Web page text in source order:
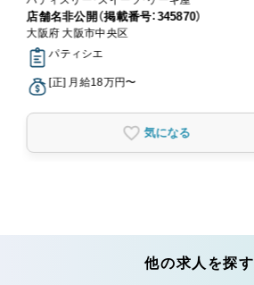
店舗名非公開（掲載番号：345870）
大阪府 大阪市中央区
パティシエ
[正] 月給18万円〜
気になる
他の求人を探す